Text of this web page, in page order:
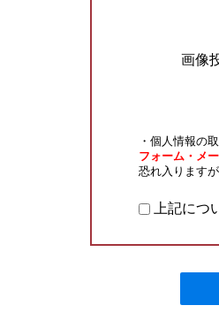
画像
・個人情報の
フォーム・メ
恐れ入ります
上記につ